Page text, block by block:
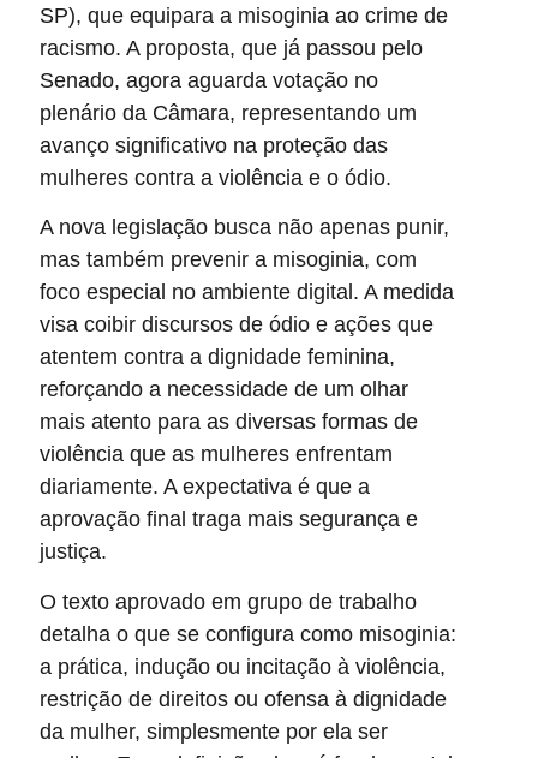
SP), que equipara a misoginia ao crime de
racismo. A proposta, que já passou pelo
Senado, agora aguarda votação no
plenário da Câmara, representando um
avanço significativo na proteção das
mulheres contra a violência e o ódio.
A nova legislação busca não apenas punir,
mas também prevenir a misoginia, com
foco especial no ambiente digital. A medida
visa coibir discursos de ódio e ações que
atentem contra a dignidade feminina,
reforçando a necessidade de um olhar
mais atento para as diversas formas de
violência que as mulheres enfrentam
diariamente. A expectativa é que a
aprovação final traga mais segurança e
justiça.
O texto aprovado em grupo de trabalho
detalha o que se configura como misoginia:
a prática, indução ou incitação à violência,
restrição de direitos ou ofensa à dignidade
da mulher, simplesmente por ela ser